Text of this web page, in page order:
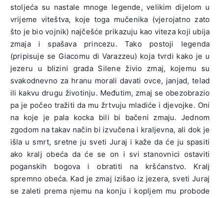
stoljeća su nastale mnoge legende, velikim dijelom u
vrijeme viteštva, koje toga mučenika (vjerojatno zato
što je bio vojnik) najčešće prikazuju kao viteza koji ubija
zmaja i spašava princezu. Tako postoji legenda
(pripisuje se Giacomu di Varazzeu) koja tvrdi kako je u
jezeru u blizini grada Silene živio zmaj, kojemu su
svakodnevno za hranu morali davati ovce, janjad, telad
ili kakvu drugu životinju. Međutim, zmaj se obezobrazio
pa je počeo tražiti da mu žrtvuju mladiće i djevojke. Oni
na koje je pala kocka bili bi bačeni zmaju. Jednom
zgodom na takav način bi izvučena i kraljevna, ali dok je
išla u smrt, sretne ju sveti Juraj i kaže da će ju spasiti
ako kralj obeća da će se on i svi stanovnici ostaviti
poganskih bogova i obratiti na kršćanstvo. Kralj
spremno obeća. Kad je zmaj izišao iz jezera, sveti Juraj
se zaleti prema njemu na konju i kopljem mu probode